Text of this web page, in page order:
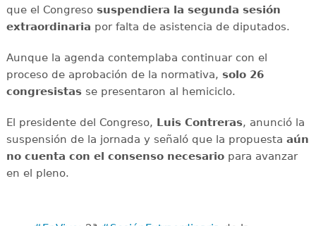
que el Congreso suspendiera la segunda sesión
extraordinaria por falta de asistencia de diputados.
Aunque la agenda contemplaba continuar con el
proceso de aprobación de la normativa, solo 26
congresistasse presentaron al hemiciclo.
El presidente del Congreso, Luis Contreras, anunció la
suspensión de la jornada y señaló que la propuesta aún
no cuenta con el consenso necesariopara avanzar
en el pleno.